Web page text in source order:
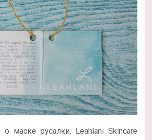
о маске русалки, Leahlani Skincare